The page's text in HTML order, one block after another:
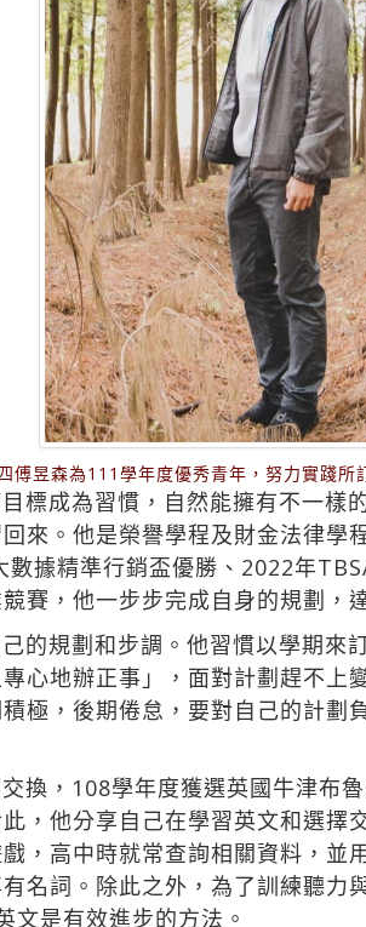
傅昱森為111學年度優秀青年，努力實踐所
目標成為習慣，自然能擁有不一
來。他是榮譽學程及財金法律
據精準行銷盃優勝、2022年
賽，他一步步完成自身的規劃，
的規劃和步調。他習慣以學期來
心地辦正事」，面對計劃趕不
極，後期倦怠，要對自己的計劃
換，108學年度獲選英國牛津布
，他分享自己在學習英文和選擇
，高中時就常查詢相關資料，並
名詞。除此之外，為了訓練聽
文是有效進步的方法。